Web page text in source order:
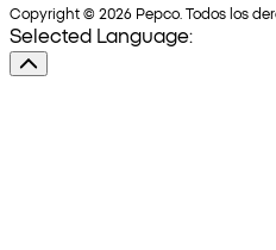
Copyright © 2026 Pepco. Todos los
Selected Language: